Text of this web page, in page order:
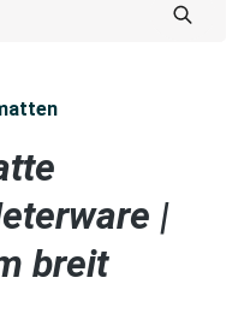
|
breit